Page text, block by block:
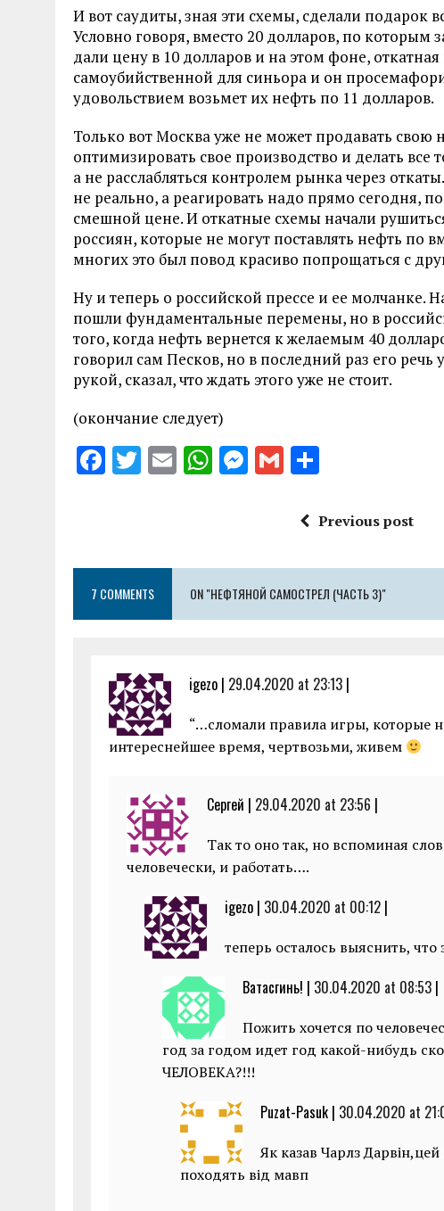
И вот саудиты, зная эти схемы, сделали подарок
Условно говоря, вместо 20 долларов, по которым
дали цену в 10 долларов и на этом фоне, откатная
самоубийственной для синьора и он
удовольствием возьмет их нефть по 11 долларов.
Только вот Москва уже не может продавать свою
оптимизировать свое производство и делать все
а не расслабляться контролем рынка через
не реально, а реагировать надо прямо сегодня,
смешной цене. И откатные схемы начали
россиян, которые не могут поставлять нефть по
многих это был повод красиво попрощаться с
Ну и теперь о российской прессе и ее
пошли фундаментальные перемены, но в
того, когда нефть вернется к желаемым 40
говорил сам Песков, но в последний раз его
рукой, сказал, что ждать этого уже не стоит.
(окончание следует)
F
o
o
k
T
r
E W
A
p
p
M
g
er
G
ai a
Previous post
7 COMMENTS ON "НЕФТЯНОЙ САМОСТРЕЛ (ЧАСТЬ 3)"
igezo | 29.04.2020 at 23:13 |
“…сломали правила игры, которые
интереснейшее время, чертвозьми, живем
Сергей | 29.04.2020 at 23:56 |
Так то оно так, но вспоминая
человечески, и работать….
igezo | 30.04.2020 at 00:12 |
теперь осталось выяснить,
Ватасгинь! | 30.04.2020 at 08:53 |
Пожить хочется по
год за годом идет год какой-нибудь
ЧЕЛОВЕКА?!!!
Puzat-Pasuk | 30.04.2020 at
Як казав Чарлз
походять від мавп